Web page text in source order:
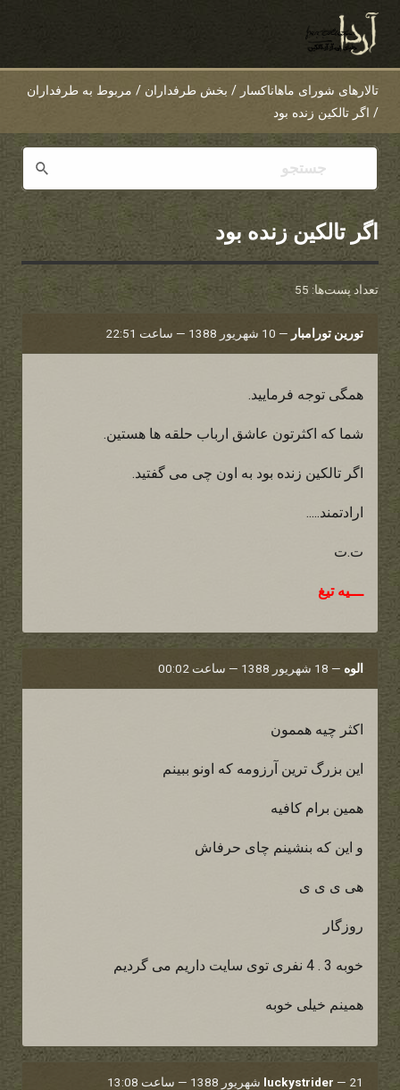
تالارهای شورای ماهاناکسار / بخش طرفداران / مربوط به طرفداران
/ اگر تالکین زنده بود
اگر تالکین زنده بود
تعداد پست‌ها: 55
تورین تورامبار — 10 شهریور 1388 — ساعت 22:51
همگی توجه فرمایید.
شما که اکثرتون عاشق ارباب حلقه ها هستین.
اگر تالکین زنده بود به اون چی می گفتید.
ارادتمند.....
ت.ت
ـــیه تیغ
الوه — 18 شهریور 1388 — ساعت 00:02
اکثر چیه هممون
این بزرگ ترین آرزومه که اونو ببینم
همین برام کافیه
و این که بنشینم چای حرفاش
هی ی ی ی
روزگار
خوبه 3 . 4 نفری توی سایت داریم می گردیم
همینم خیلی خوبه
luckystrider — 21 شهریور 1388 — ساعت 13:08